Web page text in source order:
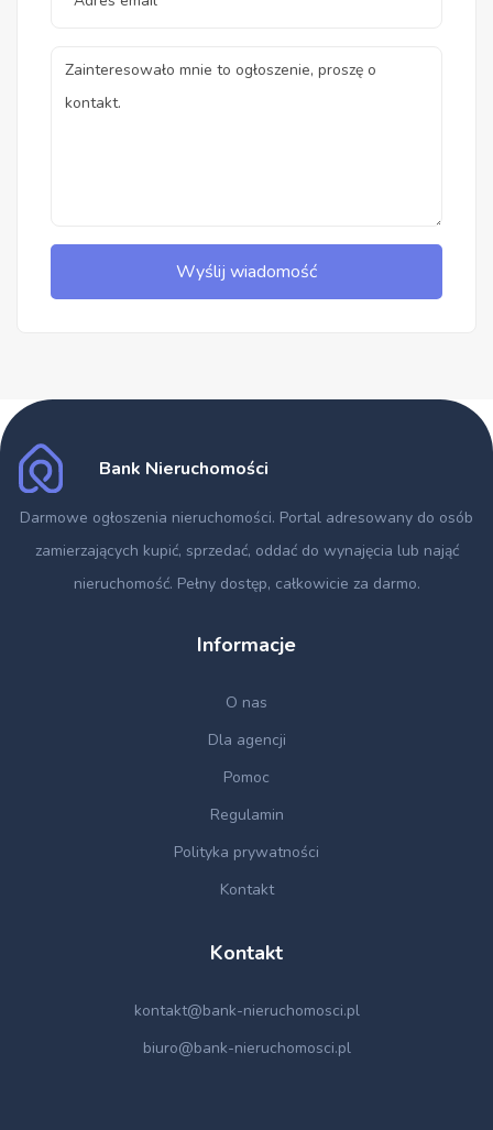
Wyślij wiadomość
Bank Nieruchomości
Darmowe ogłoszenia nieruchomości. Portal adresowany do osób
zamierzających kupić, sprzedać, oddać do wynajęcia lub nająć
nieruchomość. Pełny dostęp, całkowicie za darmo.
Informacje
O nas
Dla agencji
Pomoc
Regulamin
Polityka prywatności
Kontakt
Kontakt
kontakt@bank-nieruchomosci.pl
biuro@bank-nieruchomosci.pl